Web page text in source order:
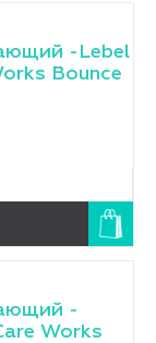
-Lebel
Bounce
-
Works